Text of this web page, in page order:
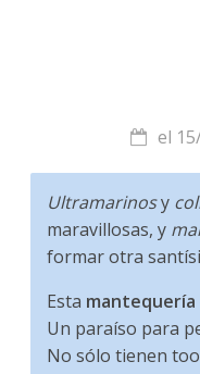
el
Ultramarinosy
maravillosas, y
formar otra
Esta mantequería
Un paraíso para
No sólo tienen